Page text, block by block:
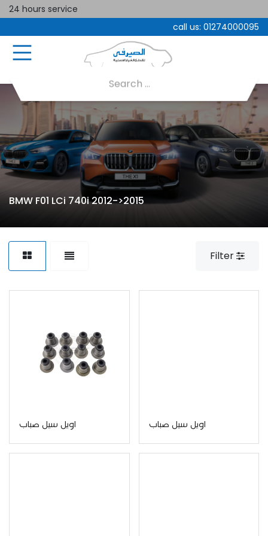
24 hours service
call us: 01274000095
BMW F01 LCi 740i 2012->2015
Filter
اويل سيل صباب اويل سيل صباب